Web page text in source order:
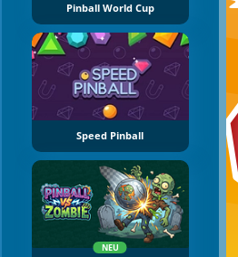
Pinball World Cup
Speed Pinball
NEU